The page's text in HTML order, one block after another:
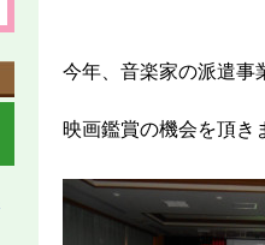
今年、音楽家の派遣事
映画鑑賞の機会を頂き